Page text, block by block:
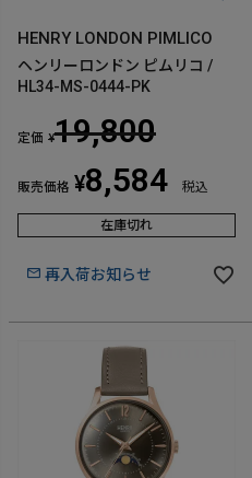
HENRY LONDON PIMLICO
ヘンリーロンドン ピムリコ /
HL34-MS-0444-PK
定価 ¥19,800
販売価格 ¥8,584 税込
在庫切れ
再入荷お知らせ